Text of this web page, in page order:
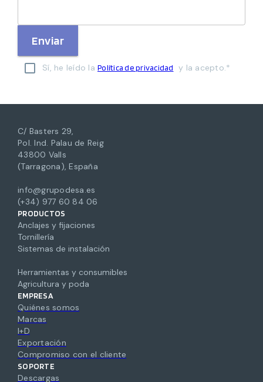
Enviar
Sí, he leído la Política de privacidad y la acepto.*
C/ Basters 29,
Pol. Ind. Palau de Reig
43800 Valls
(Tarragona), España
info@grupodesa.es
(+34) 977 60 84 06
PRODUCTOS
Anclajes y fijaciones
Tornillería
Sistemas de instalación
Herramientas y consumibles
Agricultura y poda
EMPRESA
Quiénes somos
Marcas
I+D
Exportación
Compromiso con el cliente
SOPORTE
Descargas